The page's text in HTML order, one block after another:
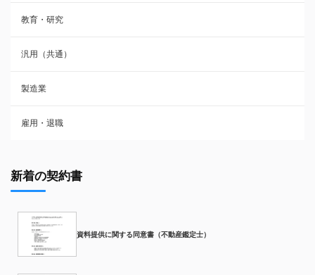
教育・研究
汎用（共通）
製造業
雇用・退職
新着の契約書
資料提供に関する同意書（不動産鑑定士）